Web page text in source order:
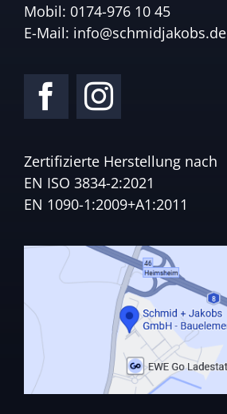
Mobil: 0174-976 10 45
E-Mail: info@schmidjakobs.de
Zertifizierte Herstellung nach
EN ISO 3834-2:2021
EN 1090-1:2009+A1:2011